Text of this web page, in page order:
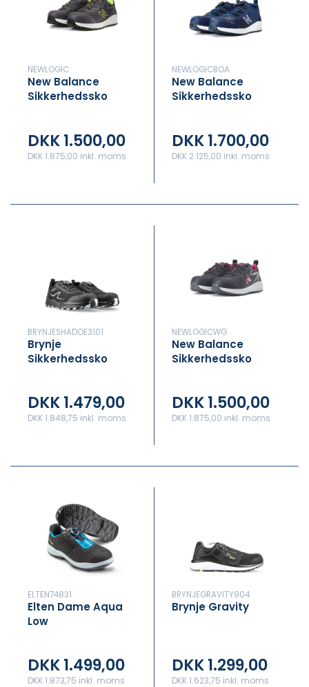
NEWLOGIC
New Balance
Sikkerhedssko
DKK 1.500,00
DKK 1.875,00 inkl. moms
NEWLOGICBOA
New Balance
Sikkerhedssko
DKK 1.700,00
DKK 2.125,00 inkl. moms
BRYNJESHADOE3101
Brynje
Sikkerhedssko
DKK 1.479,00
DKK 1.848,75 inkl. moms
NEWLOGICWG
New Balance
Sikkerhedssko
DKK 1.500,00
DKK 1.875,00 inkl. moms
ELTEN74831
Elten Dame Aqua
Low
DKK 1.499,00
DKK 1.873,75 inkl. moms
BRYNJEGRAVITY904
Brynje Gravity
DKK 1.299,00
DKK 1.623,75 inkl. moms